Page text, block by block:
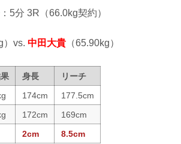
5分 3R（66.0kg契約）
）vs. 中田大貴 （65.90kg）
身長
リーチ
174cm
177.5cm
172cm
169cm
2cm 8.5cm